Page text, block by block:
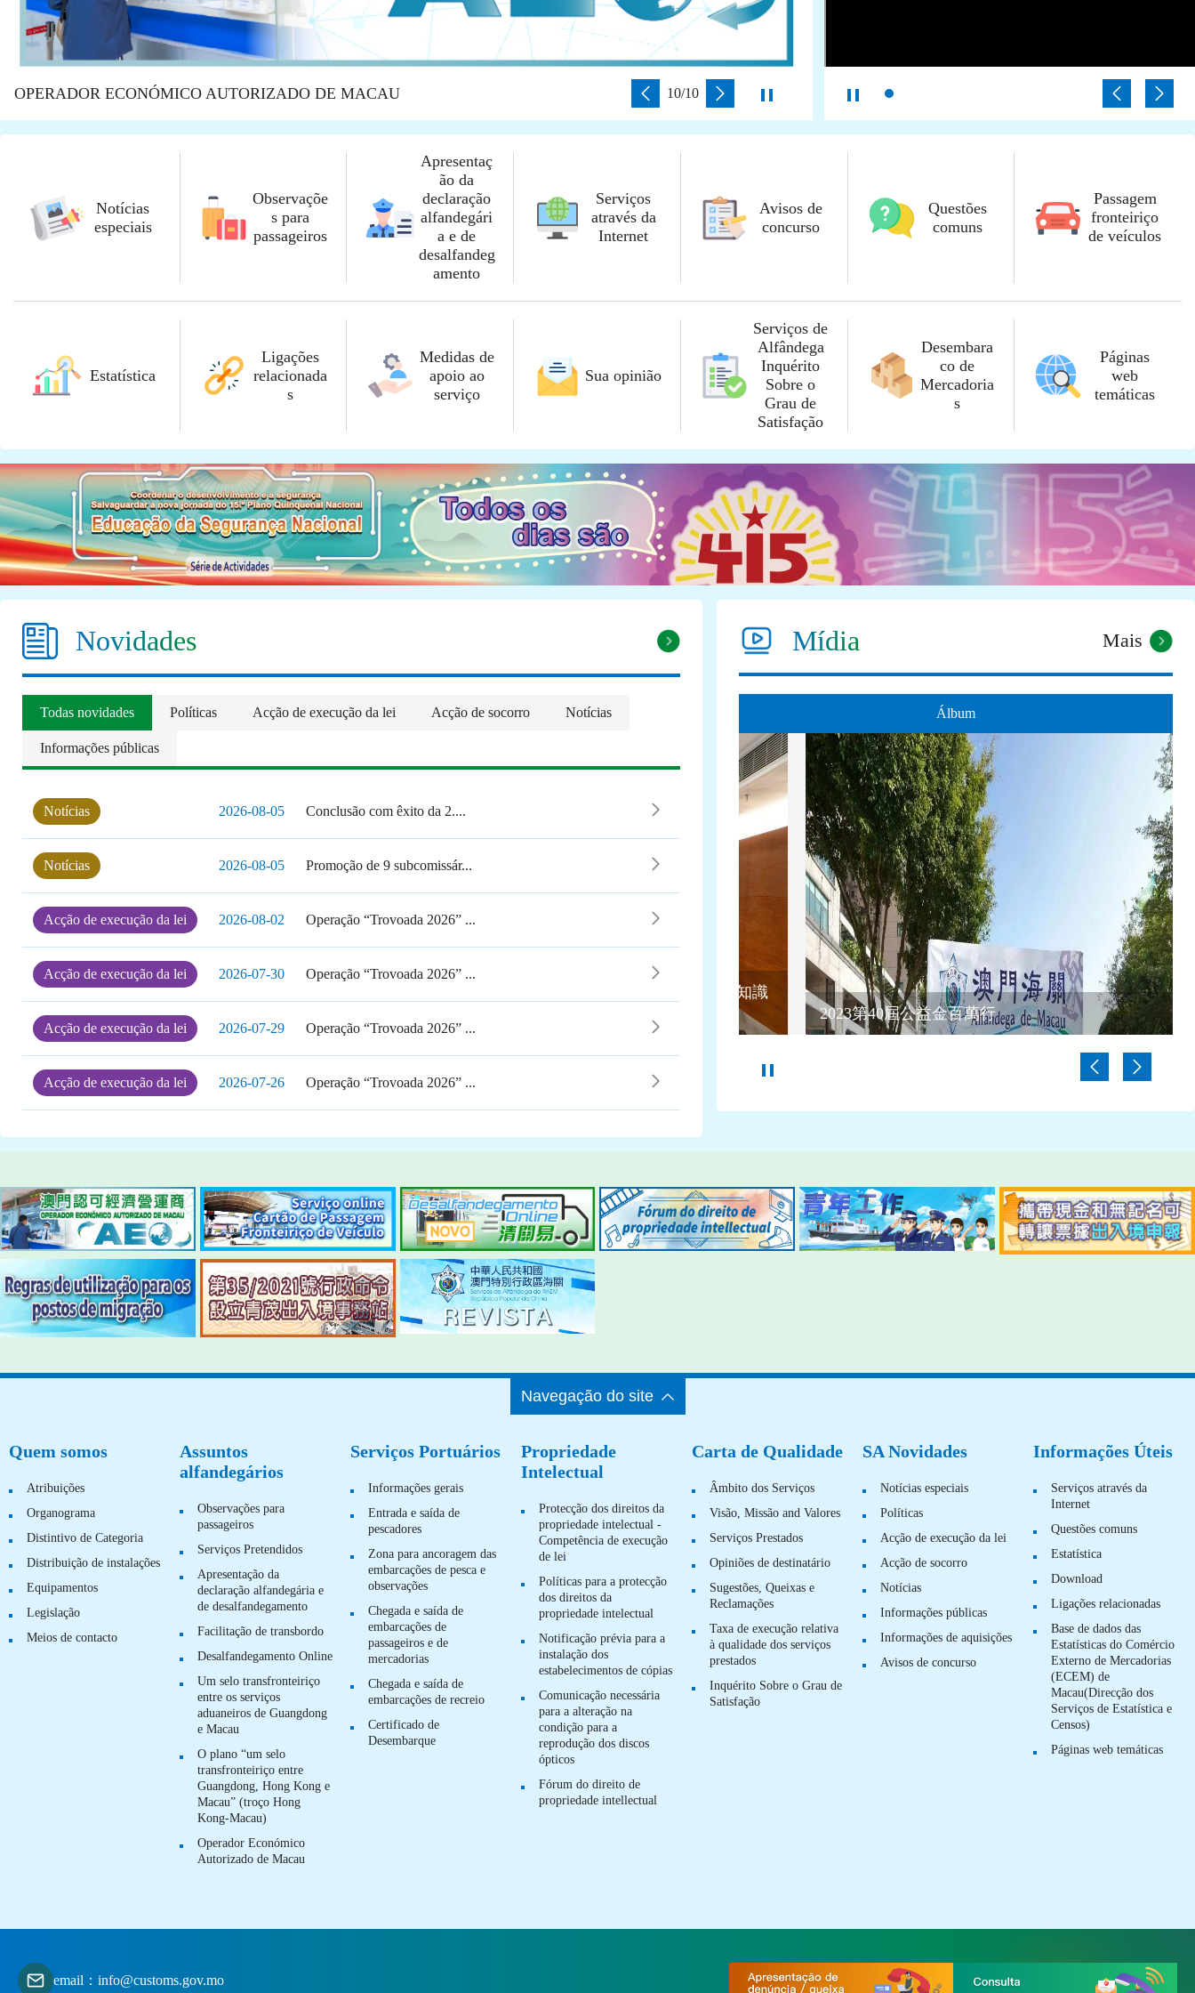
OPERADOR ECONÓMICO AUTORIZADO DE MACAU 10/10
Notícias
especiais
Observaçõe
s para
passageiros
Apresentaç
ão da
declaração
alfandegári
a e de
desalfandeg
amento
Serviços
através da
Internet
Avisos de
concurso
Questões
comuns
Passagem
fronteiriço
de veículos
Estatística
Ligações
relacionada
s
Medidas de
apoio ao
serviço
Sua opinião
Serviços de
Alfândega
Inquérito
Sobre o
Grau de
Satisfação
Desembara
co de
Mercadoria
s
Páginas
web
temáticas
Novidades
Todas novidades Políticas Acção de execução da lei Acção de socorro Notícias
Informações públicas
Notícias 2026-08-05 Conclusão com êxito da 2....
Notícias 2026-08-05 Promoção de 9 subcomissár...
Acção de execução da lei 2026-08-02 Operação “Trovoada 2026” ...
Acção de execução da lei 2026-07-30 Operação “Trovoada 2026” ...
Acção de execução da lei 2026-07-29 Operação “Trovoada 2026” ...
Acção de execução da lei 2026-07-26 Operação “Trovoada 2026” ...
Mídia Mais
Álbum
」及「守正之星」參觀“全民國家
2023第40屆公益金百萬行
Navegação do site
Quem somos
Atribuições
Organograma
Distintivo de Categoria
Distribuição de instalações
Equipamentos
Legislação
Meios de contacto
Assuntos
alfandegários
Observações para
passageiros
Serviços Pretendidos
Apresentação da
declaração alfandegária e
de desalfandegamento
Facilitação de transbordo
Desalfandegamento Online
Um selo transfronteiriço
entre os serviços
aduaneiros de Guangdong
e Macau
O plano “um selo
transfronteiriço entre
Guangdong, Hong Kong e
Macau” (troço Hong
Kong-Macau)
Operador Económico
Autorizado de Macau
Serviços Portuários
Informações gerais
Entrada e saída de
pescadores
Zona para ancoragem das
embarcações de pesca e
observações
Chegada e saída de
embarcações de
passageiros e de
mercadorias
Chegada e saída de
embarcações de recreio
Certificado de
Desembarque
Propriedade
Intelectual
Protecção dos direitos da
propriedade intelectual -
Competência de execução
de lei
Políticas para a protecção
dos direitos da
propriedade intelectual
Notificação prévia para a
instalação dos
estabelecimentos de cópias
Comunicação necessária
para a alteração na
condição para a
reprodução dos discos
ópticos
Fórum do direito de
propriedade intellectual
Carta de Qualidade
Âmbito dos Serviços
Visão, Missão and Valores
Serviços Prestados
Opiniões de destinatário
Sugestões, Queixas e
Reclamações
Taxa de execução relativa
à qualidade dos serviços
prestados
Inquérito Sobre o Grau de
Satisfação
SA Novidades
Notícias especiais
Políticas
Acção de execução da lei
Acção de socorro
Notícias
Informações públicas
Informações de aquisições
Avisos de concurso
Informações Úteis
Serviços através da
Internet
Questões comuns
Estatística
Download
Ligações relacionadas
Base de dados das
Estatísticas do Comércio
Externo de Mercadorias
(ECEM) de
Macau(Direcção dos
Serviços de Estatística e
Censos)
Páginas web temáticas
email：info@customs.gov.mo